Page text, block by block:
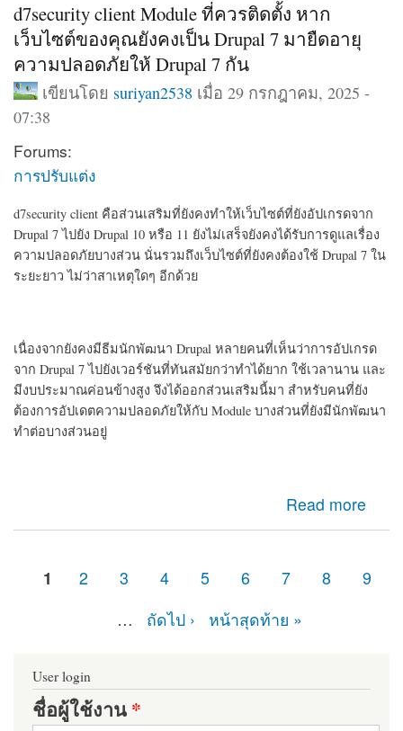
d7security client Module ที่ควรติดตั้ง หาก
เว็บไซต์ของคุณยังคงเป็น Drupal 7 มายืดอายุ
ความปลอดภัยให้ Drupal 7 กัน
เขียนโดย suriyan2538 เมื่อ 29 กรกฎาคม, 2025 -
07:38
Forums:
การปรับแต่ง
d7security client คือส่วนเสริมที่ยังคงทำให้เว็บไซต์ที่ยังอัปเกรดจาก
Drupal 7 ไปยัง Drupal 10 หรือ 11 ยังไม่เสร็จยังคงได้รับการดูแลเรื่อง
ความปลอดภัยบางส่วน นั่นรวมถึงเว็บไซต์ที่ยังคงต้องใช้ Drupal 7 ใน
ระยะยาว ไม่ว่าสาเหตุใดๆ อีกด้วย
เนื่องจากยังคงมีธีมนักพัฒนา Drupal หลายคนที่เห็นว่าการอัปเกรด
จาก Drupal 7 ไปยังเวอร์ชันที่ทันสมัยกว่าทำได้ยาก ใช้เวลานาน และ
มีงบประมาณค่อนข้างสูง จึงได้ออกส่วนเสริมนี้มา สำหรับคนที่ยัง
ต้องการอัปเดตความปลอดภัยให้กับ Module บางส่วนที่ยังมีนักพัฒนา
ทำต่อบางส่วนอยู่
Read more
about d7security client Module ที่ควรติดตั้ง หากเว็บไซต์
ของคุณยังคงเป็น Drupal 7 มายืดอายุความปลอดภัยให้
1 2 3 4 5 6 7 8
9
…
ถัดไป › หน้าสุดท้าย »
User login
ชื่อผู้ใช้งาน*